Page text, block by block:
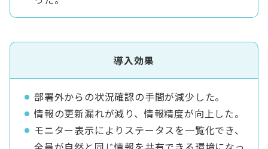
導入効果
部署外からの状況確認の手間が減少した。
情報の更新漏れが減り、情報精度が向上した。
モニター表示によりステータスを一覧化でき、